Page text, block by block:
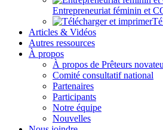
Entrepreneuriat féminin et
Articles & Vidéos
Autres ressources
À propos
À propos de Prêteurs
Comité consultatif national
Partenaires
Participants
Notre équipe
Nouvelles